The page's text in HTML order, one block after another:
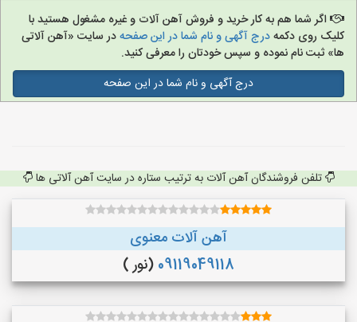
اگر شما هم به کار خرید و فروش آهن آلات و غیره مشغول هستید با
کلیک روی دکمهدرج آگهی و نام شما در این صفحهدر سایت «آهن آلاتی
ها» ثبت نام نموده و سپس خودتان را معرفی کنید.
درج آگهی و نام شما در این صفحه
تلفن فروشندگان آهن آلات به ترتیب ستاره در سایت آهن آلاتی ها
آهن آلات معنوی
09119049118 (نور )